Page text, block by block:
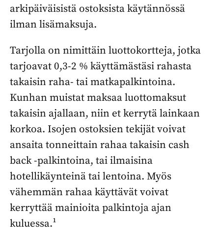
arkipäiväisistä ostoksista käytännössä
ilman lisämaksuja.
Tarjolla on nimittäin luottokortteja, jotka
tarjoavat 0,3-2 % käyttämästäsi rahasta
takaisin raha- tai matkapalkintoina.
Kunhan muistat maksaa luottomaksut
takaisin ajallaan, niin et kerrytä lainkaan
korkoa. Isojen ostoksien tekijät voivat
ansaita tonneittain rahaa takaisin cash
back -palkintoina, tai ilmaisina
hotellikäynteinä tai lentoina. Myös
vähemmän rahaa käyttävät voivat
kerryttää mainioita palkintoja ajan
kuluessa.¹